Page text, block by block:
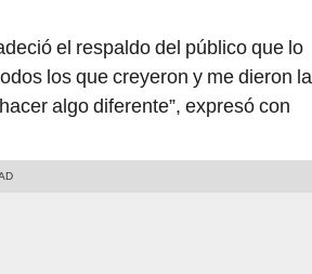
el respaldo del público que lo
los que creyeron y me dieron la
algo diferente”, expresó con